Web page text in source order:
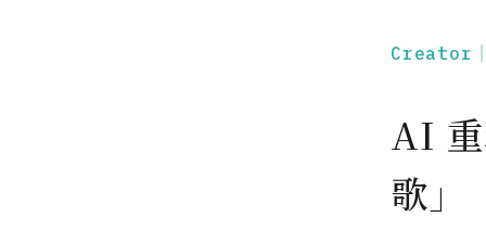
Creator
AI
歌」